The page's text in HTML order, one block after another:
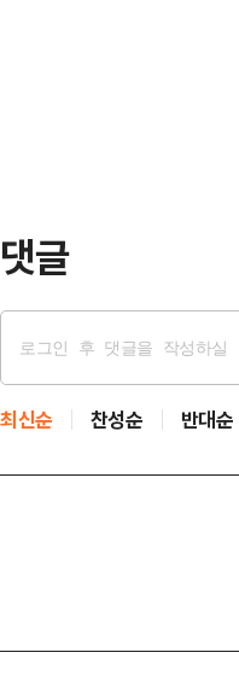
댓글
최신순 찬성순 반대순